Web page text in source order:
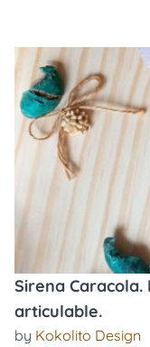
Sirena
articulable.
by Kokolito Design